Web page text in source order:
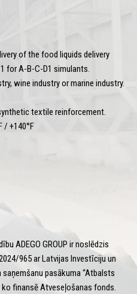
of the food liquids delivery
for A-B-C-D1 simulants.
wine industry or marine industry.
textile reinforcement.
/ +140°F
ADEGO GROUP ir noslēdzis
965 ar Latvijas Investīciju un
pasākuma “Atbalsts
finansē Atveseļošanas fonds.